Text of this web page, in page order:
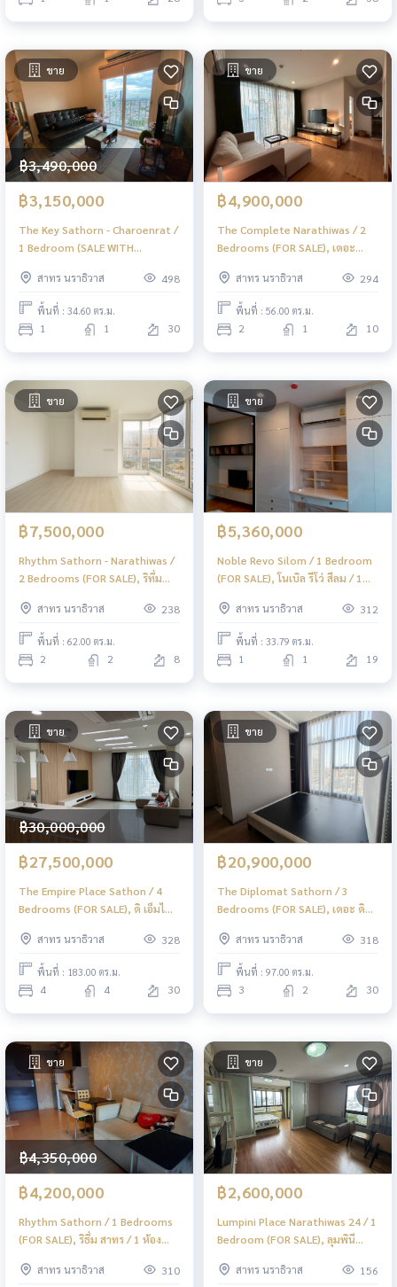
ขาย
฿3,490,000
฿3,150,000
The Key Sathorn - Charoenrat /
1 Bedroom (SALE WITH
ราษฎร์ / 1 ห้องนอน (ขายพร้อมผู้
เช่า) LD067
สาทร นราธิวาส 498
พื้นที่ : 34.60 ตร.ม.
1 1 30
ขาย
฿4,900,000
The Complete Narathiwas / 2
Bedrooms (FOR SALE), เดอะ
(ขาย) LD071
สาทร นราธิวาส 294
พื้นที่ : 56.00 ตร.ม.
2 1 10
ขาย
฿7,500,000
Rhythm Sathorn - Narathiwas /
2 Bedrooms (FOR SALE), ริทึ่ม
LD064สาทร นราธิวาส 238
พื้นที่ : 62.00 ตร.ม.
2 2 8
ขาย
฿5,360,000
Noble Revo Silom / 1 Bedroom
(FOR SALE), โนเบิล รีโว่ สีลม / 1
สาทร นราธิวาส
312
พื้นที่ : 33.79 ตร.ม.
1 1 19
ขาย
฿30,000,000
฿27,500,000
The Empire Place Sathon / 4
Bedrooms (FOR SALE), ดิ เอ็มไพร์
PT026สาทร นราธิวาส 328
พื้นที่ : 183.00 ตร.ม.
4 4 30
ขาย
฿20,900,000
The Diplomat Sathorn / 3
Bedrooms (FOR SALE), เดอะ ดิ
PT015สาทร นราธิวาส 318
พื้นที่ : 97.00 ตร.ม.
3 2 30
ขาย
฿4,350,000
฿4,200,000
Rhythm Sathorn / 1 Bedrooms
(FOR SALE), ริธึ่ม สาทร / 1 ห้อง
สาทร นราธิวาส
310
ขาย
฿2,600,000
Lumpini Place Narathiwas 24 / 1
Bedroom (FOR SALE), ลุมพินี
(ขาย) PT158
สาทร นราธิวาส 156